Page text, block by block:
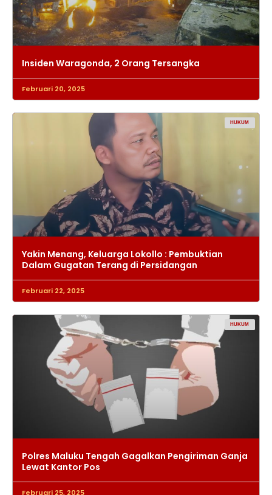
Insiden Waragonda, 2 Orang Tersangka
Februari 20, 2025
HUKUM
Yakin Menang, Keluarga Lokollo : Pembuktian
Dalam Gugatan Terang di Persidangan
Februari 22, 2025
HUKUM
Polres Maluku Tengah Gagalkan Pengiriman Ganja
Lewat Kantor Pos
Februari 25, 2025